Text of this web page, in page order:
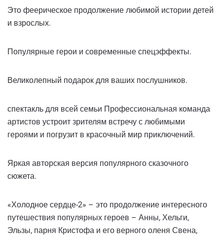
Это феерическое продолжение любимой истории детей
и взрослых.
Популярные герои и современные спецэффекты.
Великолепный подарок для ваших послушников.
спектакль для всей семьи Профессиональная команда
артистов устроит зрителям встречу с любимыми
героями и погрузит в красочный мир приключений.
Яркая авторская версия популярного сказочного
сюжета.
«Холодное сердце-2» – это продолжение интересного
путешествия популярных героев – Анны, Хельги,
Эльзы, парня Кристофа и его верного оленя Свена,